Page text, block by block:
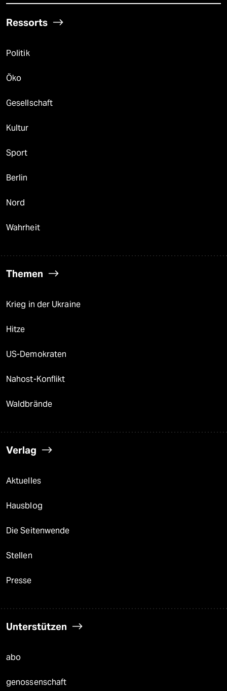
Ressorts
Politik
Öko
Gesellschaft
Kultur
Sport
Berlin
Nord
Wahrheit
Themen
Krieg in der Ukraine
Hitze
US-Demokraten
Nahost-Konflikt
Waldbrände
Verlag
Aktuelles
Hausblog
Die Seitenwende
Stellen
Presse
Unterstützen
abo
genossenschaft